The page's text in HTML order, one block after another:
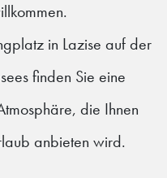
in Lazise auf der
finden Sie eine
die Ihnen
anbieten wird.